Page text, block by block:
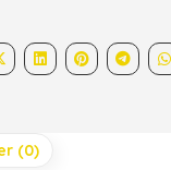
(0)